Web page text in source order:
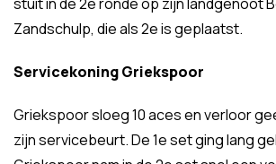
Zandschulp, die als 2e is geplaatst.
Servicekoning Griekspoor
Griekspoor sloeg 10 aces en verloor
zijn servicebeurt. De 1e set ging lang